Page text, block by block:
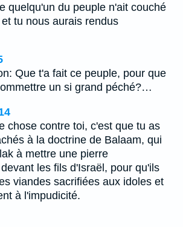
quelqu'un du peuple n'ait couché
tu nous aurais rendus
Que t'a fait ce peuple, pour que
un si grand péché?…
chose contre toi, c'est que tu as
à la doctrine de Balaam, qui
à mettre une pierre
les fils d'Israël, pour qu'ils
viandes sacrifiées aux idoles et
à l'impudicité.